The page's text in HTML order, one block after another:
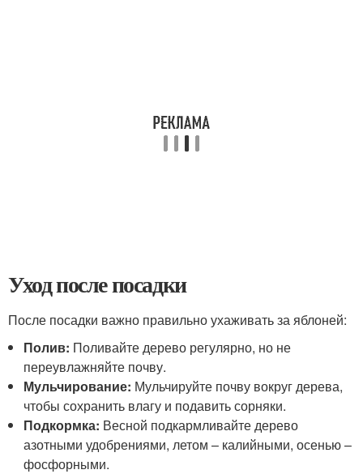
Уход после посадки
После посадки важно правильно ухаживать за яблоней:
Полив: Поливайте дерево регулярно, но не
переувлажняйте почву.
Мульчирование: Мульчируйте почву вокруг дерева,
чтобы сохранить влагу и подавить сорняки.
Подкормка: Весной подкармливайте дерево
азотными удобрениями, летом – калийными, осенью –
фосфорными.